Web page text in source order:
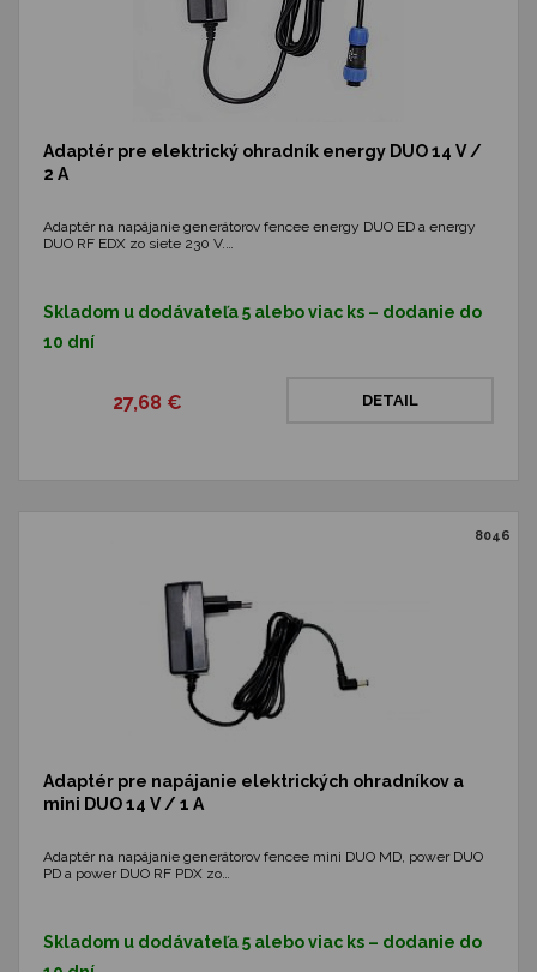
Adaptér pre elektrický ohradník energy DUO 14 V /
2 A
Adaptér na napájanie generátorov fencee energy DUO ED a energy
DUO RF EDX zo siete 230 V.…
Skladom u dodávateľa 5 alebo viac ks – dodanie do
10 dní
27,68 € DETAIL
8046
Adaptér pre napájanie elektrických ohradníkov a
mini DUO 14 V / 1 A
Adaptér na napájanie generátorov fencee mini DUO MD, power DUO
PD a power DUO RF PDX zo…
Skladom u dodávateľa 5 alebo viac ks – dodanie do